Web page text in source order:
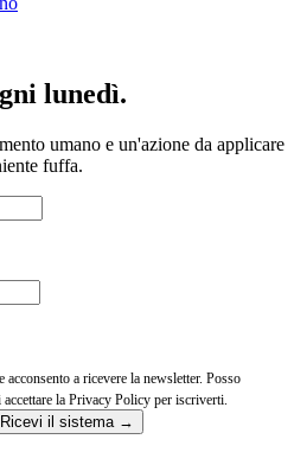
lunedì.
umano e un'azione da applicare
fuffa.
e acconsento a ricevere la newsletter. Posso
accettare la Privacy Policy per iscriverti.
Ricevi il sistema →